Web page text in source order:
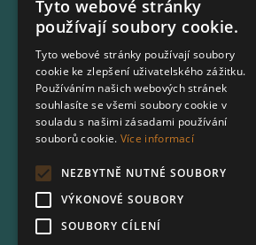
+420558 846 032
+420702 167 150
+420
DATOVÁ SCHRÁNKA
7batxeb
YOUTUBE
Tyto webové stránky
používají soubory cookie.
Tyto webové stránky používají soubory
cookie ke zlepšení uživatelského zážitku.
Používáním našich webových stránek
souhlasíte se všemi soubory cookie v
souladu s našimi zásadami používání
souborů cookie. Více informací
NEZBYTNĚ NUTNÉ SOUBORY
VÝKONOVÉ SOUBORY
SOUBORY CÍLENÍ